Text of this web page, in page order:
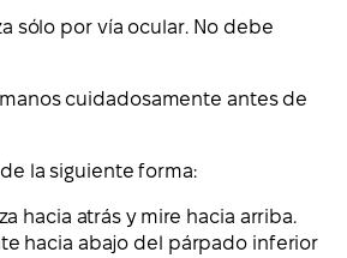
sólo por vía ocular. No debe
cuidadosamente antes de
la siguiente forma:
hacia atrás y mire hacia arriba.
hacia abajo del párpado inferior